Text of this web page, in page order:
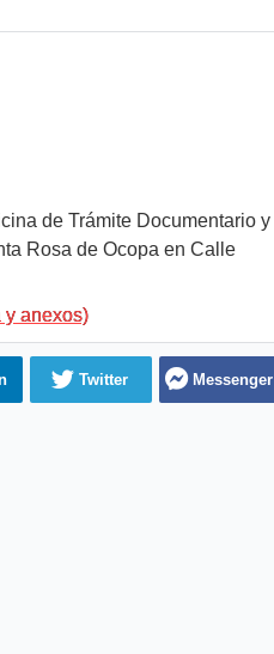
de Trámite Documentario y
Rosa de Ocopa en Calle
y anexos)
Twitter Messenger